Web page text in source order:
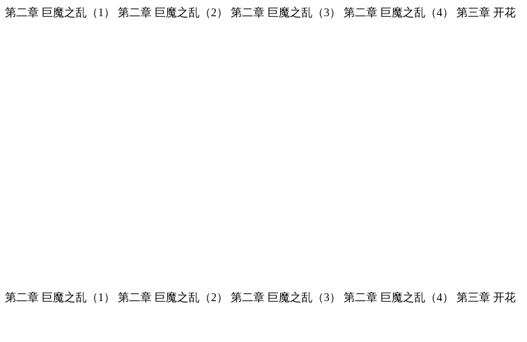
二章 巨魔之乱（1） 第二章 巨魔之乱（2） 第二章 巨魔之乱（3） 第二章 巨魔之乱（4） 第三章 开花
二章 巨魔之乱（1） 第二章 巨魔之乱（2） 第二章 巨魔之乱（3） 第二章 巨魔之乱（4） 第三章 开花